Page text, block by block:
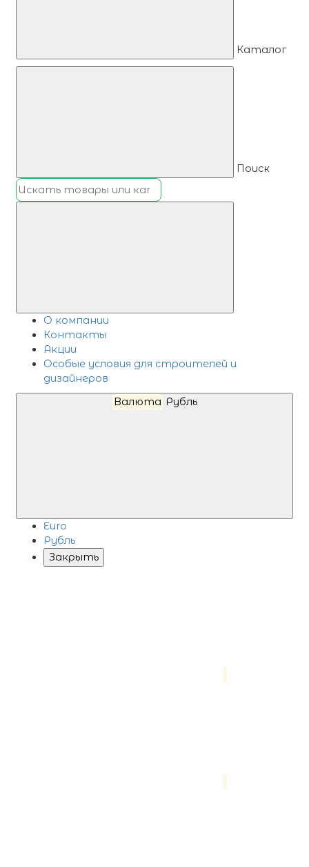
Каталог
Поиск
О компании
Контакты
Акции
Особые условия для строителей и
дизайнеров
Валюта Рубль
Euro
Рубль
Закрыть